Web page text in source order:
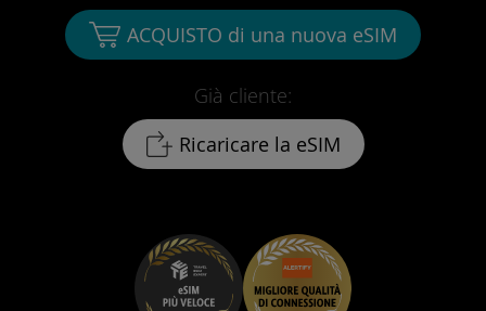
Già cliente:
Ricaricare la eSIM
ACQUISTO di una nuova eSIM